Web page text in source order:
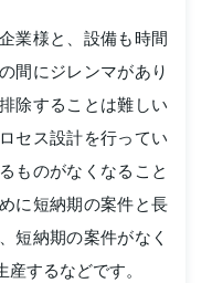
業様と、設備も時間
間にジレンマがあり
除することは難しい
セス設計を行ってい
ものがなくなること
に短納期の案件と長
短納期の案件がなく
するなどです。